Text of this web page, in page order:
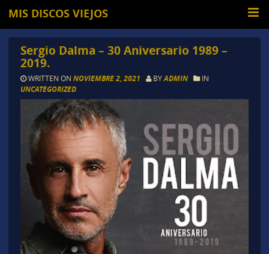
MIS DISCOS VIEJOS
Sergio Dalma – 30 Aniversario 1989 –
2019.
WRITTEN ON NOVIEMBRE 2, 2021 BYADMIN IN
UNCATEGORIZED